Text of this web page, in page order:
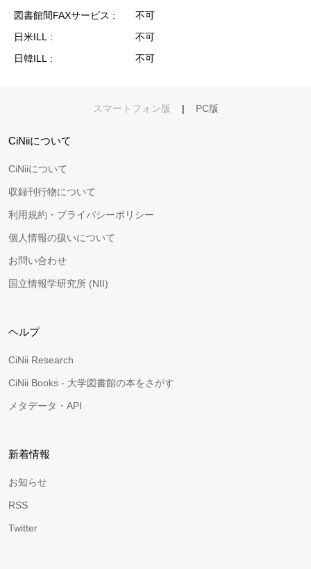
図書館間FAXサービス
不可
日米ILL
不可
日韓ILL
不可
スマートフォン版 | PC版
CiNiiについて
CiNiiについて
収録刊行物について
利用規約・プライバシーポリシー
個人情報の扱いについて
お問い合わせ
国立情報学研究所 (NII)
ヘルプ
CiNii Research
CiNii Books - 大学図書館の本をさがす
メタデータ・API
新着情報
お知らせ
RSS
Twitter